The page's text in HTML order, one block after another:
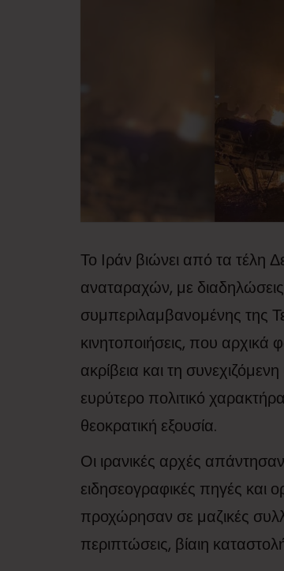
Το Ιράν βιώνει από τα τέλη
αναταραχών, με
συμπεριλαμβανομένης της
κινητοποιήσεις, που αρχικά
ακρίβεια και τη
ευρύτερο πολιτικό
θεοκρατική εξουσία.
Οι ιρανικές αρχές
ειδησεογραφικές πηγές και
προχώρησαν σε μαζικές
περιπτώσεις, βίαιη